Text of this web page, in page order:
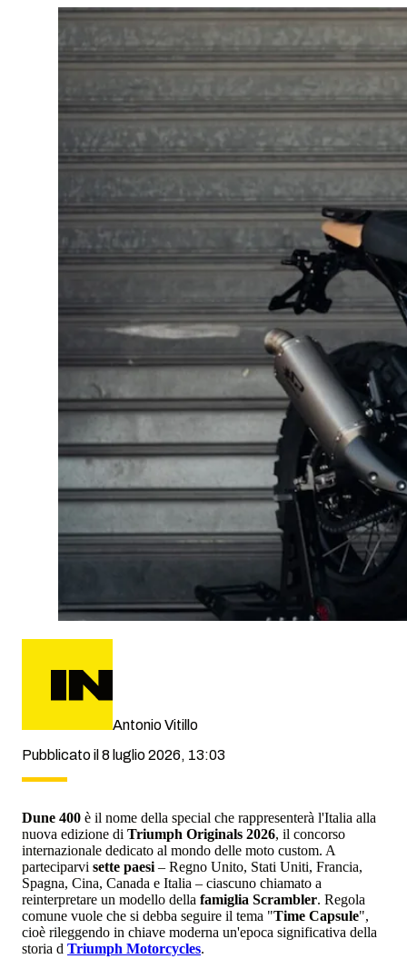
Antonio Vitillo
Pubblicato il 8 luglio 2026, 13:03
Dune 400 è il nome della special che rappresenterà l'Italia alla
nuova edizione di Triumph Originals 2026, il concorso
internazionale dedicato al mondo delle moto custom. A
parteciparvi sette paesi – Regno Unito, Stati Uniti, Francia,
Spagna, Cina, Canada e Italia – ciascuno chiamato a
reinterpretare un modello della famiglia Scrambler. Regola
comune vuole che si debba seguire il tema "Time Capsule",
cioè rileggendo in chiave moderna un'epoca significativa della
storia d Triumph Motorcycles.